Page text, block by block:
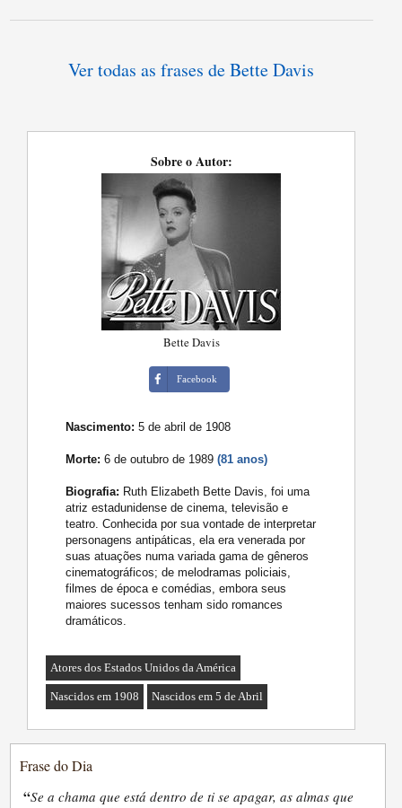
Ver todas as frases de Bette Davis
Sobre o Autor:
Bette Davis
Facebook
Nascimento: 5 de abril de 1908
Morte: 6 de outubro de 1989(81 anos)
Biografia: Ruth Elizabeth Bette Davis, foi uma
atriz estadunidense de cinema, televisão e
teatro. Conhecida por sua vontade de interpretar
personagens antipáticas, ela era venerada por
suas atuações numa variada gama de gêneros
cinematográficos; de melodramas policiais,
filmes de época e comédias, embora seus
maiores sucessos tenham sido romances
dramáticos.
Atores dos Estados Unidos da América
Nascidos em 1908 Nascidos em 5 de Abril
Frase do Dia
“Se a chama que está dentro de ti se apagar, as almas que